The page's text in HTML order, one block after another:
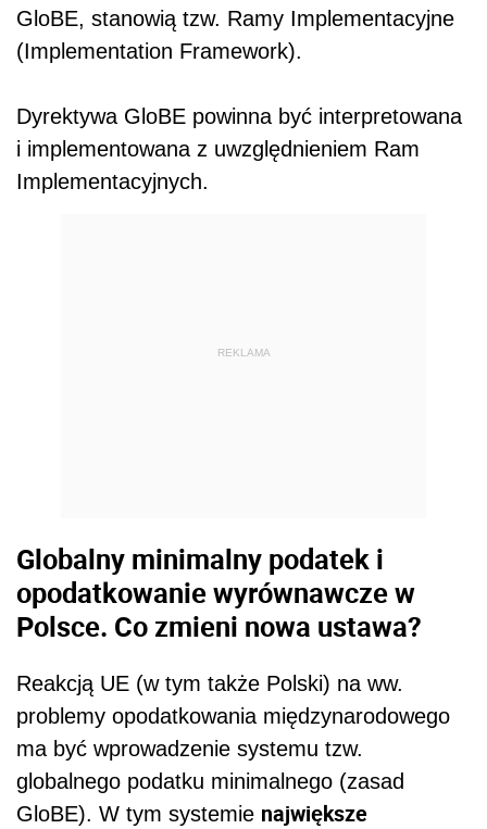
GloBE, stanowią tzw. Ramy Implementacyjne
(Implementation Framework).
Dyrektywa GloBE powinna być interpretowana
i implementowana z uwzględnieniem Ram
Implementacyjnych.
REKLAMA
Globalny minimalny podatek i
opodatkowanie wyrównawcze w
Polsce. Co zmieni nowa ustawa?
Reakcją UE (w tym także Polski) na ww.
problemy opodatkowania międzynarodowego
ma być wprowadzenie systemu tzw.
globalnego podatku minimalnego (zasad
GloBE). W tym systemie największe